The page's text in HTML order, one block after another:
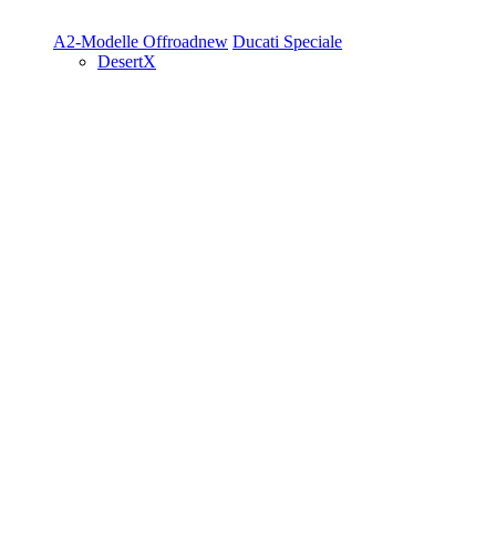
A2-Modelle Offroadnew Ducati Speciale
DesertX